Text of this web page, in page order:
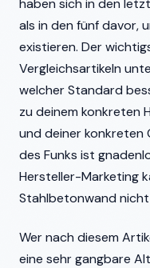
haben sich in den
als in den fünf davor,
existieren. Der
Vergleichsartikeln
welcher Standard
zu deinem konkreten
und deiner konkreten
des Funks ist
Hersteller-Marketing
Stahlbetonwand
Wer nach diesem
eine sehr gangbare